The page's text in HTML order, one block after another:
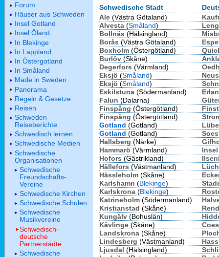
Schwedische Stadt
Ale (Västra Götaland)
Alvesta (Småland)
Bollnäs (Hälsingland)
Borås (Västra Götaland)
Boxholm (Östergötland)
Burlöv (Skåne)
Degerfors (Värmland)
Eksjö (Småland)
Eksjö (Småland)
Eskilstuna (Södermanland)
Falun (Dalarna)
Finspång (Östergötland)
Finspång (Östergötland)
Gotland (Gotland)
Gotland (Gotland)
Hallsberg (Närke)
Hammarö (Värmland)
Hofors (Gästrikland)
Hällefors (Västmanland)
Hässleholm (Skåne)
Karlshamn (Blekinge)
Karlskrona (Blekinge)
Katrineholm (Södermanland)
Kristianstad (Skåne)
Kungälv (Bohuslän)
Kävlinge (Skåne)
Landskrona (Skåne)
Lindesberg (Västmanland)
Ljusdal (Hälsingland)
Forum
Häuser aus Schweden
Insel Gotland
Insel Öland
In Blekinge
In Lappland
In Östergotland
In Småland
Made in Sweden
Panorama
Regeln & Gesetze
Reisen
Schweden-
Reiseberichte
Schwedisch lernen
Schwedische Medien
Schwedische
Organisationen
Schwedische
Freundschafts-
Vereine
Schwedische Kirchen
Schwedische Schulen
Schwedische
Musikvereine
Schwedisch-
deutsche
Partnerstädte
Schwedische